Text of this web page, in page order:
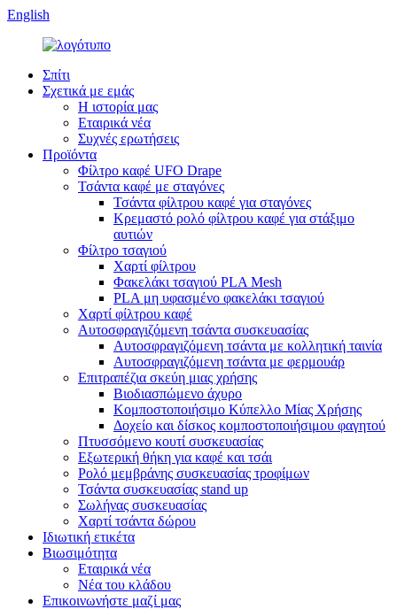
English
Σπίτι
Σχετικά με εμάς
Η ιστορία μας
Εταιρικά νέα
Συχνές ερωτήσεις
Προϊόντα
Φίλτρο καφέ UFO Drape
Τσάντα καφέ με σταγόνες
Τσάντα φίλτρου καφέ για σταγόνες
Κρεμαστό ρολό φίλτρου καφέ για στάξιμο
αυτιών
Φίλτρο τσαγιού
Χαρτί φίλτρου
Φακελάκι τσαγιού PLA Mesh
PLA μη υφασμένο φακελάκι τσαγιού
Χαρτί φίλτρου καφέ
Αυτοσφραγιζόμενη τσάντα συσκευασίας
Αυτοσφραγιζόμενη τσάντα με κολλητική ταινία
Αυτοσφραγιζόμενη τσάντα με φερμουάρ
Επιτραπέζια σκεύη μιας χρήσης
Βιοδιασπώμενο άχυρο
Κομποστοποιήσιμο Κύπελλο Μίας Χρήσης
Δοχείο και δίσκος κομποστοποιήσιμου φαγητού
Πτυσσόμενο κουτί συσκευασίας
Εξωτερική θήκη για καφέ και τσάι
Ρολό μεμβράνης συσκευασίας τροφίμων
Τσάντα συσκευασίας stand up
Σωλήνας συσκευασίας
Χαρτί τσάντα δώρου
Ιδιωτική ετικέτα
Βιωσιμότητα
Εταιρικά νέα
Νέα του κλάδου
Επικοινωνήστε μαζί μας